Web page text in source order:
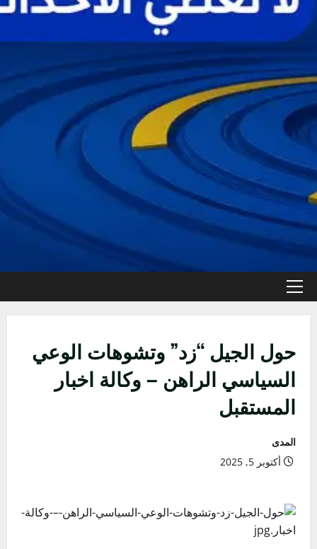
القائمة
حول الجيل “زد” وتشوهات الوعي
السياسي الراهن – وكالة اخبار
المستقبل
المدى
أكتوبر 5, 2025